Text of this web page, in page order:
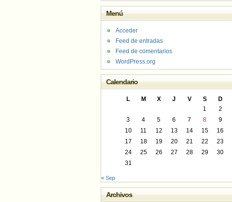
Menú
Acceder
Feed de entradas
Feed de comentarios
WordPress.org
Calendario
L M X J V S
D
1
2
3
4 5 6 7 8
9
10
11 12 13 14 15
16
17
18 19 20 21 22
23
24
25 26 27 28 29
30
31
« Sep
Archivos